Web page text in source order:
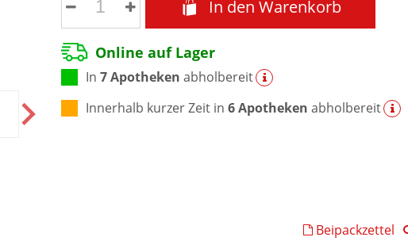
In den Warenkorb
Online auf Lager
In 7 Apotheken abholbereit
Innerhalb kurzer Zeit in 6 Apotheken abholbereit
Beipackzettel